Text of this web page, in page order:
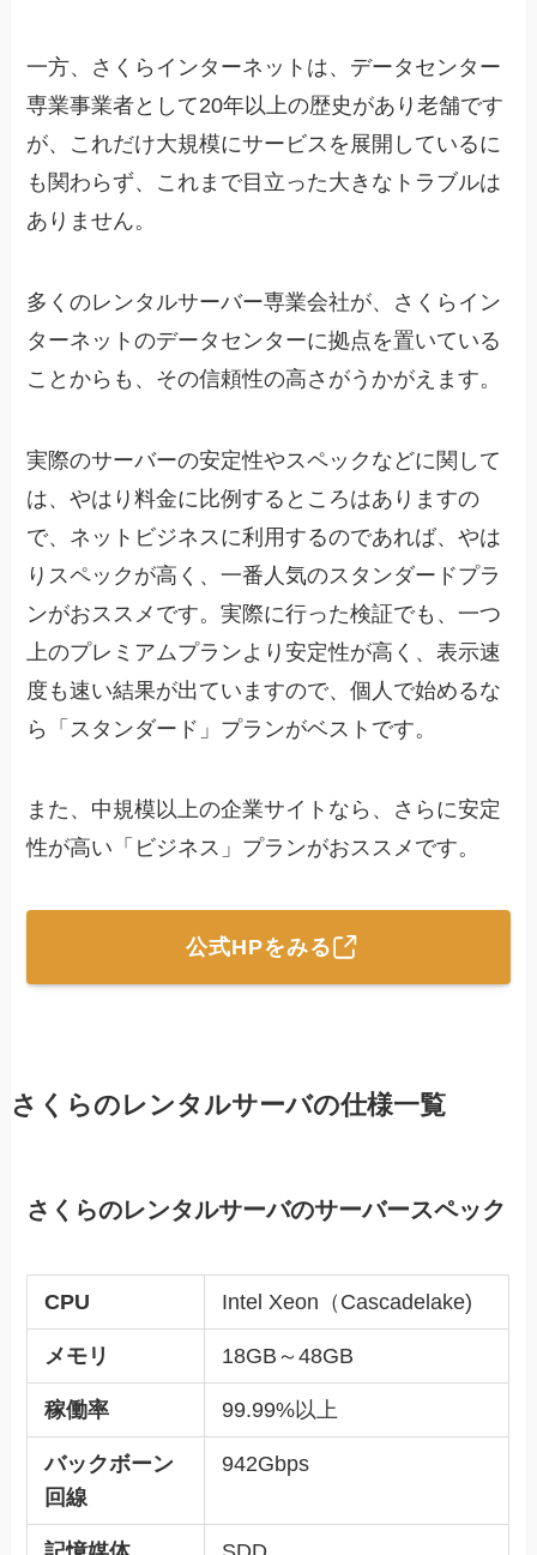
一方、さくらインターネットは、データセンター
専業事業者として20年以上の歴史があり老舗です
が、これだけ大規模にサービスを展開しているに
も関わらず、これまで目立った大きなトラブルは
ありません。
多くのレンタルサーバー専業会社が、さくらイン
ターネットのデータセンターに拠点を置いている
ことからも、その信頼性の高さがうかがえます。
実際のサーバーの安定性やスペックなどに関して
は、やはり料金に比例するところはありますの
で、ネットビジネスに利用するのであれば、やは
りスペックが高く、一番人気のスタンダードプラ
ンがおススメです。実際に行った検証でも、一つ
上のプレミアムプランより安定性が高く、表示速
度も速い結果が出ていますので、個人で始めるな
ら
「スタンダード」 プランがベストです。
また、中規模以上の企業サイトなら、さらに安定
性が高い 「ビジネス」 プランがおススメです。
公式HPをみる
さくらのレンタルサーバの仕様一覧
さくらのレンタルサーバのサーバースペック
CPU Intel Xeon（Cascadelake)
メモリ 18GB～48GB
稼働率 99.99%以上
バックボーン
回線
942Gbps